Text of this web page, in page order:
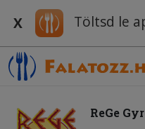
X Töltsd le
ReGe